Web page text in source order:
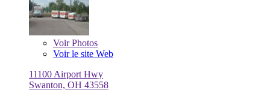
VoirPhotos
Voir le site Web
11100 Airport Hwy
Swanton, OH 43558